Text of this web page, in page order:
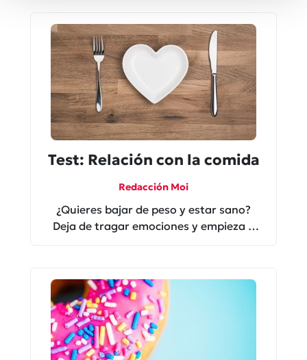
Test: Relación con la comida
Redacción Moi
¿Quieres bajar de peso y estar sano?
Deja de tragar emociones y empieza a